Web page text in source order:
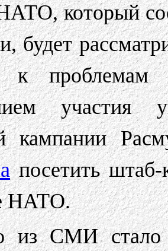
который
будет
проблемам
участия
кампании
посетить
НАТО.
из СМИ стало